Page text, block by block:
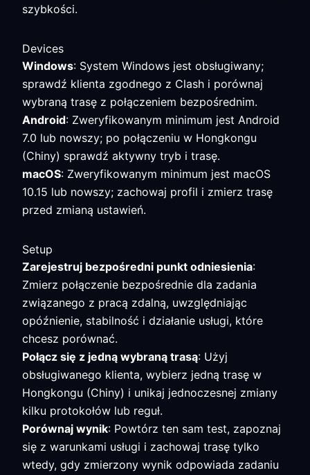
szybkości.
Devices
Windows: System Windows jest obsługiwany;
sprawdź klienta zgodnego z Clash i porównaj
wybraną trasę z połączeniem bezpośrednim.
Android: Zweryfikowanym minimum jest Android
7.0 lub nowszy; po połączeniu w Hongkongu
(Chiny) sprawdź aktywny tryb i trasę.
macOS: Zweryfikowanym minimum jest macOS
10.15 lub nowszy; zachowaj profil i zmierz trasę
przed zmianą ustawień.
Setup
Zarejestruj bezpośredni punkt odniesienia:
Zmierz połączenie bezpośrednie dla zadania
związanego z pracą zdalną, uwzględniając
opóźnienie, stabilność i działanie usługi, które
chcesz porównać.
Połącz się z jedną wybraną trasą: Użyj
obsługiwanego klienta, wybierz jedną trasę w
Hongkongu (Chiny) i unikaj jednoczesnej zmiany
kilku protokołów lub reguł.
Porównaj wynik: Powtórz ten sam test, zapoznaj
się z warunkami usługi i zachowaj trasę tylko
wtedy, gdy zmierzony wynik odpowiada zadaniu